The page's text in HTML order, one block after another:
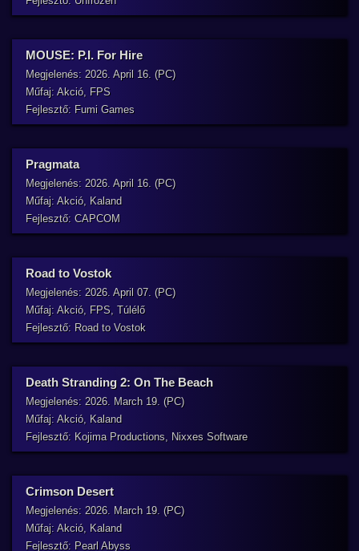
MOUSE: P.I. For Hire
Megjelenés: 2026. April 16. (PC)
Műfaj: Akció, FPS
Fejlesztő: Fumi Games
Pragmata
Megjelenés: 2026. April 16. (PC)
Műfaj: Akció, Kaland
Fejlesztő: CAPCOM
Road to Vostok
Megjelenés: 2026. April 07. (PC)
Műfaj: Akció, FPS, Túlélő
Fejlesztő: Road to Vostok
Death Stranding 2: On The Beach
Megjelenés: 2026. March 19. (PC)
Műfaj: Akció, Kaland
Fejlesztő: Kojima Productions, Nixxes Software
Crimson Desert
Megjelenés: 2026. March 19. (PC)
Műfaj: Akció, Kaland
Fejlesztő: Pearl Abyss